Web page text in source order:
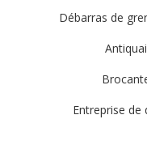
Débarras de
Entreprise de